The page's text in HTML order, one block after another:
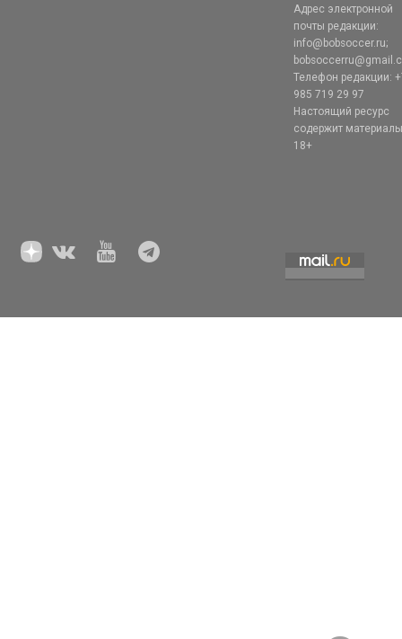
Адрес электронной
почты редакции:
info@bobsoccer.ru;
Телефон редакции:
985 719 29 97
Настоящий ресурс
содержит
18+